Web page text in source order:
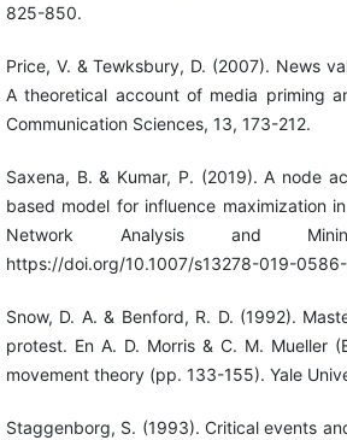
825-850.
Price, V. & Tewksbury, D. (2007). News
A theoretical account of media priming
Communication Sciences, 13, 173-212.
Saxena, B. & Kumar, P. (2019). A node
based model for influence maximization
Network Analysis and
https://doi.org/10.1007/s13278-019-
Snow, D. A. & Benford, R. D. (1992).
protest. En A. D. Morris & C. M. Mueller
movement theory (pp. 133-155). Yale
Staggenborg, S. (1993). Critical events